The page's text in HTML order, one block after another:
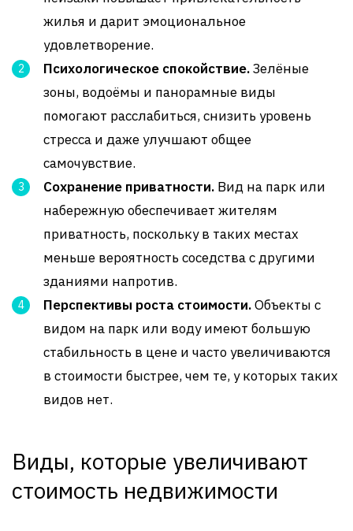
жилья и дарит эмоциональное
удовлетворение.
Психологическое спокойствие.Зелёные
зоны, водоёмы и панорамные виды
помогают расслабиться, снизить уровень
стресса и даже улучшают общее
самочувствие.
Сохранение приватности. Вид на парк или
набережную обеспечивает жителям
приватность, поскольку в таких местах
меньше вероятность соседства с другими
зданиями напротив.
Перспективы роста стоимости.Объекты с
видом на парк или воду имеют большую
стабильность в цене и часто увеличиваются
в стоимости быстрее, чем те, у которых таких
видов нет.
Виды, которые увеличивают
стоимость недвижимости